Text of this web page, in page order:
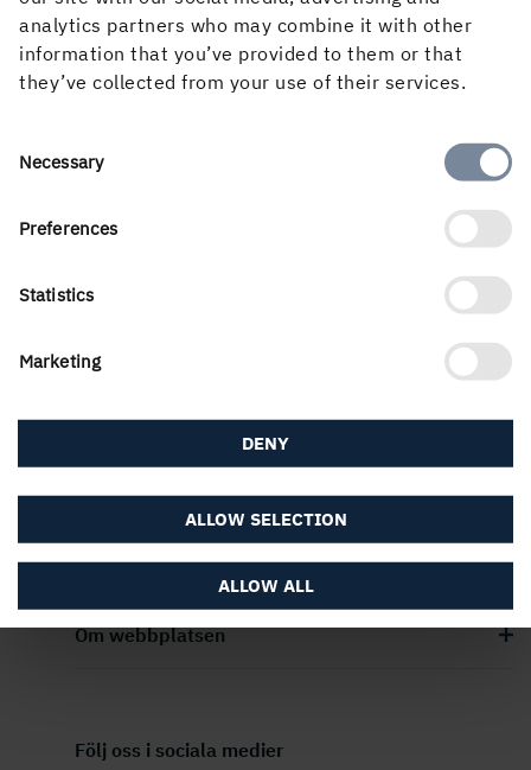
analytics partners who may combine it with other
information that you’ve provided to them or that
they’ve collected from your use of their services.
Consent
Necessary
Preferences
Statistics
Marketing
ALLOW ALL
ALLOW SELECTION
DENY
ständigt förbättra vårt arbete, säger Sören Petersson,
affärsområdeschef på Holmen Skog.
Mer information om Länna Kunskapsskog:
Läs mer om Länna Kunskapsskog >
17 maj, 2023
Om webbplatsen
Följ oss i sociala medier